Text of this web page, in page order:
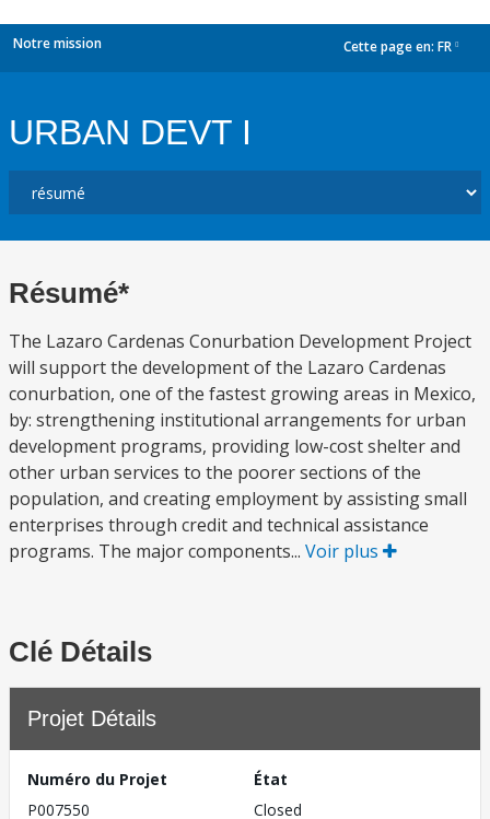
Notre mission Cette page en: FR
URBAN DEVT I
Résumé*
The Lazaro Cardenas Conurbation Development Project
will support the development of the Lazaro Cardenas
conurbation, one of the fastest growing areas in Mexico,
by: strengthening institutional arrangements for urban
development programs, providing low-cost shelter and
other urban services to the poorer sections of the
population, and creating employment by assisting small
enterprises through credit and technical assistance
programs. The major components... Voir plus
Clé Détails
Projet Détails
Numéro du Projet
P007550
État
Closed